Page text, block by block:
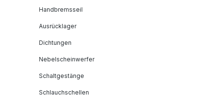
Handbremsseil
Ausrücklager
Dichtungen
Nebelscheinwerfer
Schaltgestänge
Schlauchschellen